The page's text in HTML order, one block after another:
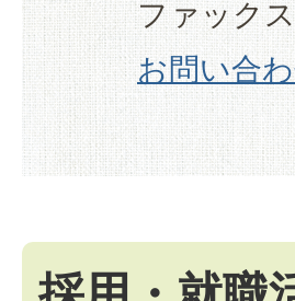
ファック
お問い合